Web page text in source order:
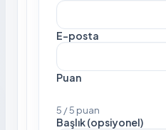
E-posta
Puan
5 / 5 puan
Başlık (opsiyonel)